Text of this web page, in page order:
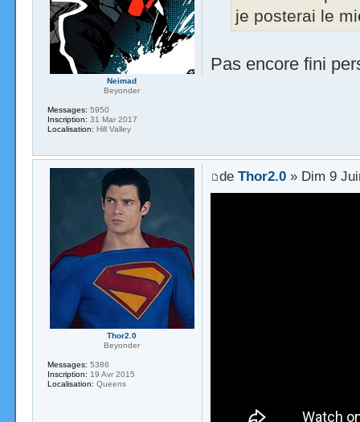
je posterai le
Pas encore fini
Neimad
Beyonder
Messages: 5950
Inscription: 31 Mar 2017
Localisation: Hill Valley
de Thor2.0» Dim 9
Thor2.0
Beyonder
Messages: 5386
Inscription: 19 Avr 2015
Localisation: Queens